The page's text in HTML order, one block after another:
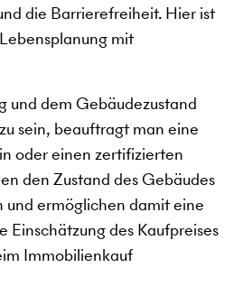
die Barrierefreiheit. Hier ist
mit
und dem Gebäudezustand
sein, beauftragt man eine
oder einen zertifizierten
den Zustand des Gebäudes
und ermöglichen damit eine
Einschätzung des Kaufpreises
Immobilienkauf